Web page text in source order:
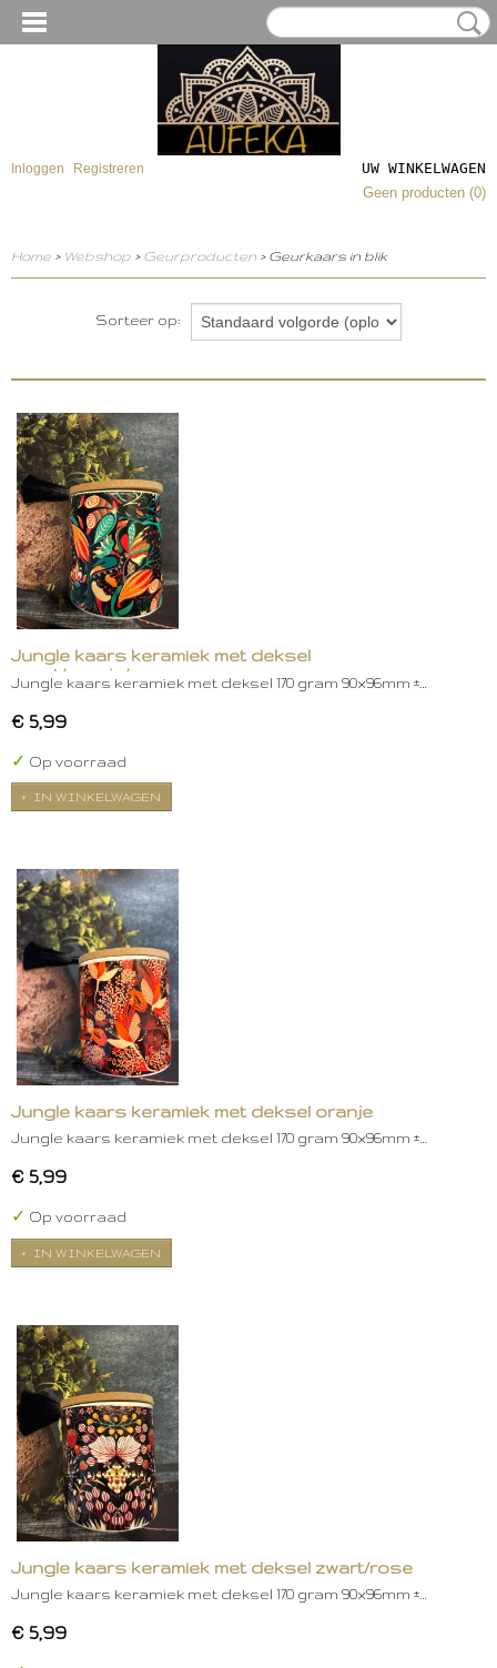
Inloggen Registreren
UW WINKELWAGEN
Geen producten (0)
Home > Webshop > Geurproducten > Geurkaars in blik
Sorteer op:
Jungle kaars keramiek met deksel
zwart/oranje/groen
Jungle kaars keramiek met deksel 170 gram 90x96mm ±…
€ 5,99
✓ Op voorraad
IN WINKELWAGEN
Jungle kaars keramiek met deksel oranje
Jungle kaars keramiek met deksel 170 gram 90x96mm ±…
€ 5,99
✓ Op voorraad
IN WINKELWAGEN
Jungle kaars keramiek met deksel zwart/rose
Jungle kaars keramiek met deksel 170 gram 90x96mm ±…
€ 5,99